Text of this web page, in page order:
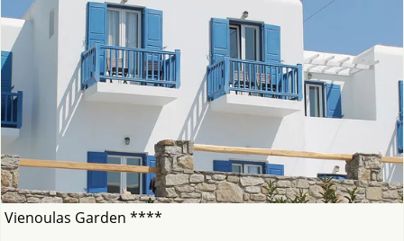
Vienoulas Garden ****